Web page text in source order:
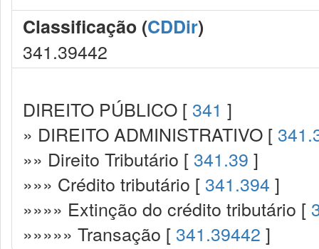
Classificação (CDDir)
341.39442
DIREITO PÚBLICO [ 341 ]
» DIREITO ADMINISTRATIVO [
»» Direito Tributário [ 341.39 ]
»»» Crédito tributário [ 341.394 ]
»»»» Extinção do crédito tributário [
»»»»» Transação [ 341.39442 ]